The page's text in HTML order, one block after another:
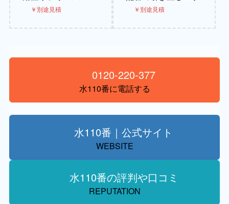
￥別途見積 ￥別途見積
0120-220-377
水110番に電話する
水110番｜公式サイト
WEBSITE
水110番の評判や口コミ
REPUTATION